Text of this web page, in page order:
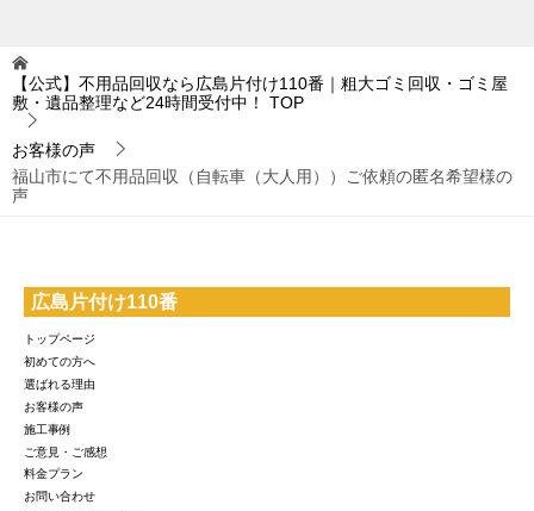
【公式】不用品回収なら広島片付け110番｜粗大ゴミ回収・ゴミ屋
敷・遺品整理など24時間受付中！
TOP
お客様の声
福山市にて不用品回収（自転車（大人用））ご依頼の匿名希望様の
声
広島片付け110番
トップページ
初めての方へ
選ばれる理由
お客様の声
施工事例
ご意見・ご感想
料金プラン
お問い合わせ